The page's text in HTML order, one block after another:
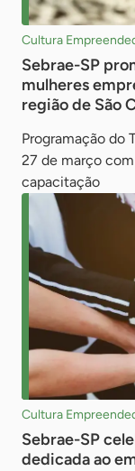
Cultura
Sebrae-SP
mulheres
região de São
Programação do
27 de março
capacitação
Cultura
Sebrae-SP
dedicada ao